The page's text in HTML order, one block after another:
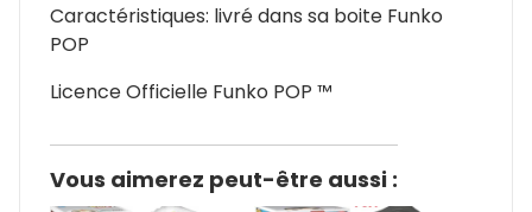
Caractéristiques: livré dans sa boite Funko
POP
Licence Officielle Funko POP ™
Vous aimerez peut-être aussi :